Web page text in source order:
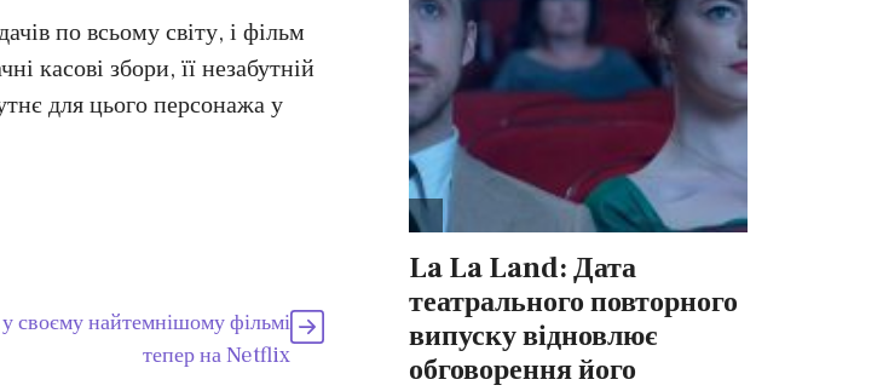
по всьому світу, і фільм
касові збори, її незабутній
для цього персонажа у
своєму найтемнішому фільмі
тепер на Netflix